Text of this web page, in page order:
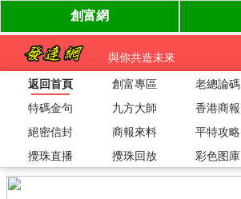
與你共造未來
返回首頁
創富專區 老總論碼
特碼金句
九方大師 香港商報
絕密信封
商報來料 平特攻略
攪珠直播
攪珠回放 彩色图庫